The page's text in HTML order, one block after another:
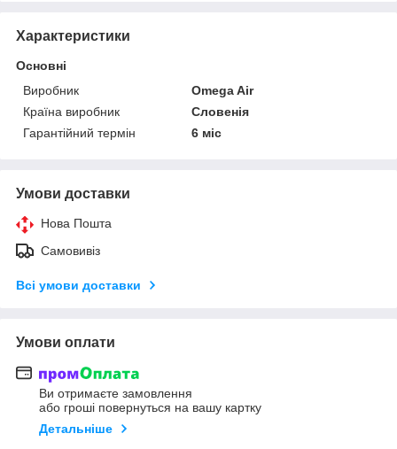
Характеристики
Основні
Виробник
Omega Air
Країна виробник
Словенія
Гарантійний термін
6 міс
Умови доставки
Нова Пошта
Самовивіз
Всі умови доставки
Умови оплати
Ви отримаєте замовлення
або гроші повернуться на вашу картку
Детальніше